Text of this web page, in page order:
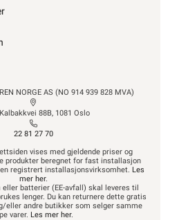
NORGE AS (NO 914 939 828 MVA)
88B, 1081 Oslo
22 81 27 70
vises med gjeldende priser og
produkter beregnet for fast installasjon
registrert installasjonsvirksomhet. Les
mer her.
batterier (EE-avfall) skal leveres til
lenger. Du kan returnere dette gratis
eller andre butikker som selger samme
varer. Les mer her.